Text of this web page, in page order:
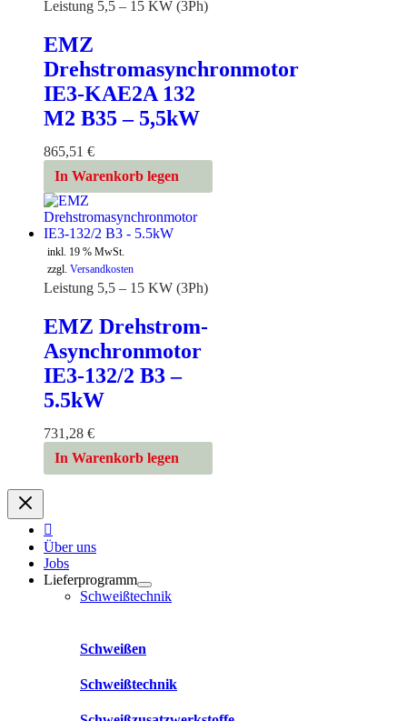
Leistung 5,5 – 15 KW (3Ph)
EMZ
Drehstromasynchronmotor
IE3-KAE2A 132
M2 B35 – 5,5kW
865,51 €
In Warenkorb legen
inkl. 19 % MwSt.
zzgl. Versandkosten
Leistung 5,5 – 15 KW (3Ph)
EMZ Drehstrom-
Asynchronmotor
IE3-132/2 B3 –
5.5kW
731,28 €
In Warenkorb legen
Über uns
Jobs
Lieferprogramm
Schweißtechnik
Schweißen
Schweißtechnik